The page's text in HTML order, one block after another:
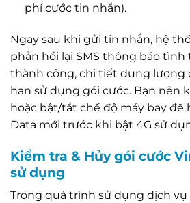
phí cước tin nhắn).
Ngay sau khi gửi tin nhắn, hệ
phản hồi lại SMS thông báo
thành công, chi tiết dung lượng
hạn sử dụng gói cước. Bạn nên
hoặc bật/tắt chế độ máy bay để
Data mới trước khi bật 4G sử
Kiểm tra & Hủy gói cước
sử dụng
Trong quá trình sử dụng dịch